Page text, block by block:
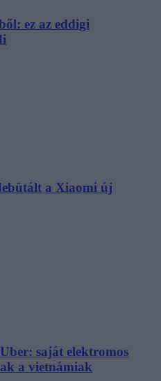
ez az eddigi
a Xiaomi új
saját elektromos
a vietnámiak